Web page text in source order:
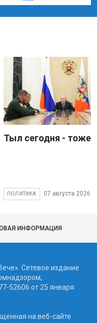
Тыл сегодня - тоже
ПОЛИТИКА 07 августа 2026
ИНФОРМАЦИЯ
Сетевое издание
52606 от 25 января
на веб-сайте